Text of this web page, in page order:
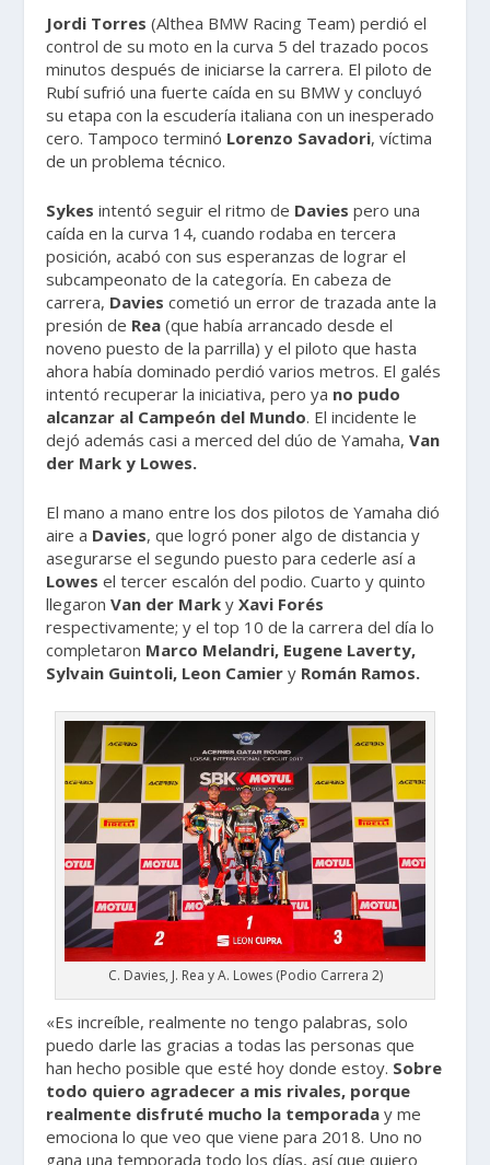
Jordi Torres (Althea BMW Racing Team) perdió el
control de su moto en la curva 5 del trazado pocos
minutos después de iniciarse la carrera. El piloto de
Rubí sufrió una fuerte caída en su BMW y concluyó
su etapa con la escudería italiana con un inesperado
cero. Tampoco terminó Lorenzo Savadori, víctima
de un problema técnico.
Sykes intentó seguir el ritmo de Davies pero una
caída en la curva 14, cuando rodaba en tercera
posición, acabó con sus esperanzas de lograr el
subcampeonato de la categoría. En cabeza de
carrera, Davies cometió un error de trazada ante la
presión de Rea (que había arrancado desde el
noveno puesto de la parrilla) y el piloto que hasta
ahora había dominado perdió varios metros. El galés
intentó recuperar la iniciativa, pero ya no pudo
alcanzar al Campeón del Mundo. El incidente le
dejó además casi a merced del dúo de Yamaha, Van
der Mark y Lowes.
El mano a mano entre los dos pilotos de Yamaha dió
aire a Davies, que logró poner algo de distancia y
asegurarse el segundo puesto para cederle así a
Lowes el tercer escalón del podio. Cuarto y quinto
llegaronVan der Mark yXavi Forés
respectivamente; y el top 10 de la carrera del día lo
completaron Marco Melandri, Eugene Laverty,
Sylvain Guintoli, Leon Camiery Román Ramos.
C. Davies, J. Rea y A. Lowes (Podio Carrera 2)
«Es increíble, realmente no tengo palabras, solo
puedo darle las gracias a todas las personas que
han hecho posible que esté hoy donde estoy. Sobre
todo quiero agradecer a mis rivales, porque
realmente disfruté mucho la temporada y me
emociona lo que veo que viene para 2018. Uno no
gana una temporada todo los días, así que quiero